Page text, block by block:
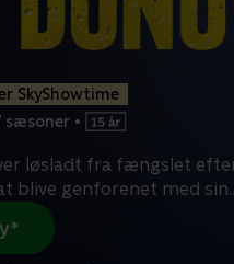
SkyShowtime
sæsoner •
løsladt fra fængslet
blive genforenet med sin